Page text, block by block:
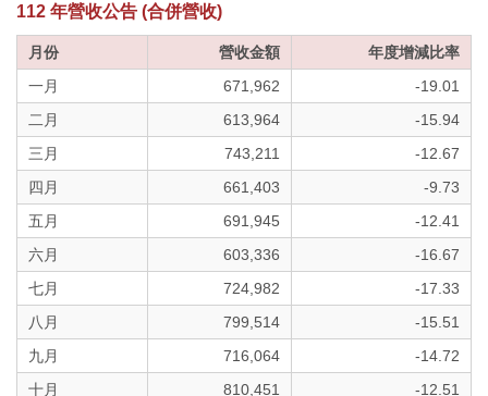
112 年營收公告 (合併營收)
月份 營收金額
年度增減比率
一月
671,962
-19.01
二月
613,964
-15.94
三月
743,211
-12.67
四月
661,403
-9.73
五月
691,945
-12.41
六月
603,336
-16.67
七月
724,982
-17.33
八月
799,514
-15.51
九月
716,064
-14.72
十月
810,451 -12.51